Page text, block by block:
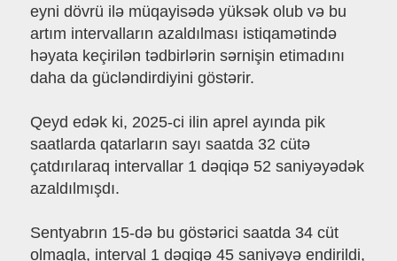
eyni dövrü ilə müqayisədə yüksək olub və bu
artım intervalların azaldılması istiqamətində
həyata keçirilən tədbirlərin sərnişin etimadını
daha da gücləndirdiyini göstərir.
Qeyd edək ki, 2025-ci ilin aprel ayında pik
saatlarda qatarların sayı saatda 32 cütə
çatdırılaraq intervallar 1 dəqiqə 52 saniyəyədək
azaldılmışdı.
Sentyabrın 15-də bu göstərici saatda 34 cüt
olmaqla, interval 1 dəqiqə 45 saniyəyə endirildi,